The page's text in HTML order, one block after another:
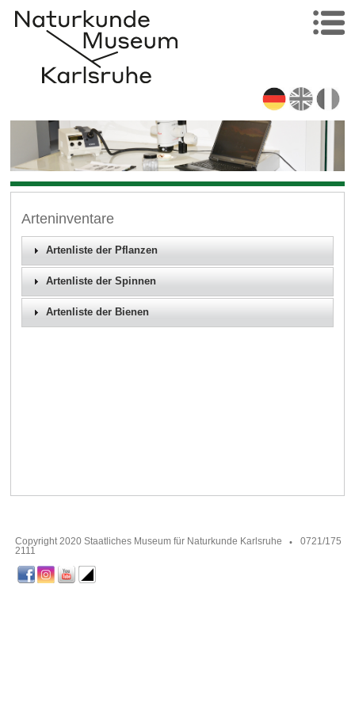
Arteninventare
Artenliste der Pflanzen
Artenliste der Spinnen
Artenliste der Bienen
Copyright 2020 Staatliches Museum für Naturkunde Karlsruhe
0721/175
2111